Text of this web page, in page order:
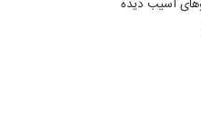
آسیب دیده